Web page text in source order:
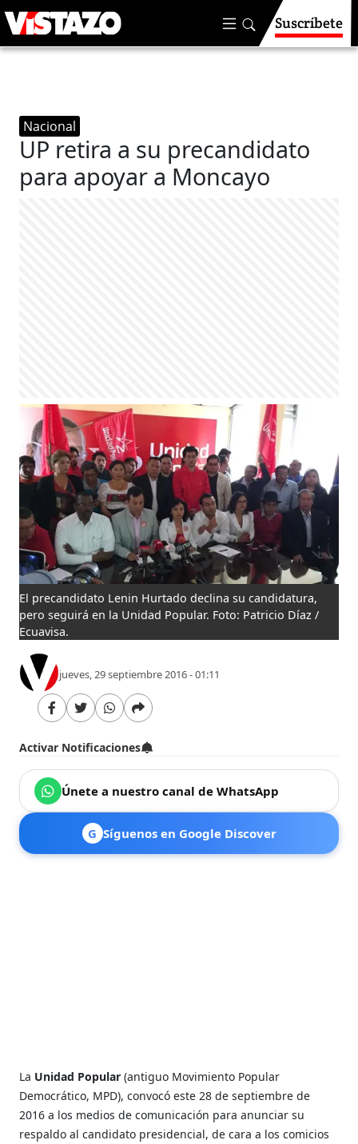
Suscríbete
Nacional
UP retira a su precandidato
para apoyar a Moncayo
El precandidato Lenin Hurtado declina su candidatura,
pero seguirá en la Unidad Popular. Foto: Patricio Díaz /
Ecuavisa.
jueves, 29 septiembre 2016 - 01:11
Activar Notificaciones
Únete a nuestro canal de WhatsApp
G Síguenos en Google Discover
La Unidad Popular (antiguo Movimiento Popular
Democrático, MPD), convocó este 28 de septiembre de
2016 a los medios de comunicación para anunciar su
respaldo al candidato presidencial, de cara a los comicios